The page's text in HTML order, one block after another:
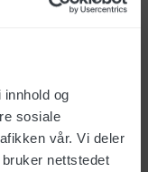
og
sosiale
vår. Vi deler
nettstedet